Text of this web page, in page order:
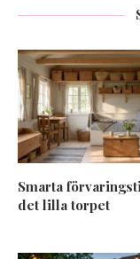
Smarta
det lilla torpet